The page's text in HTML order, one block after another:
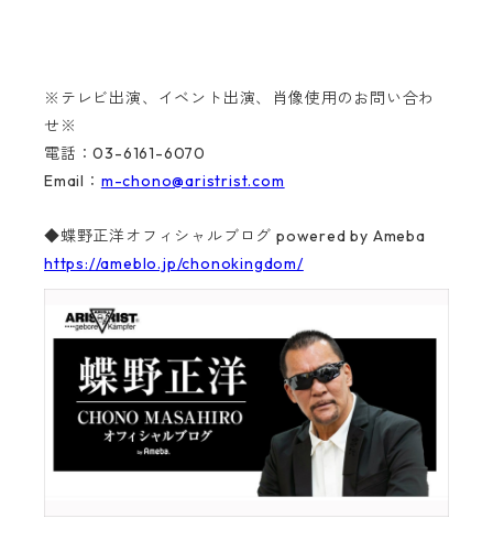
※テレビ出演、イベント出演、肖像使用のお問い合わ
せ※
電話：03-6161-6070
Email： m-chono@aristrist.com
◆蝶野正洋オフィシャルブログ powered by Ameba
https://ameblo.jp/chonokingdom/